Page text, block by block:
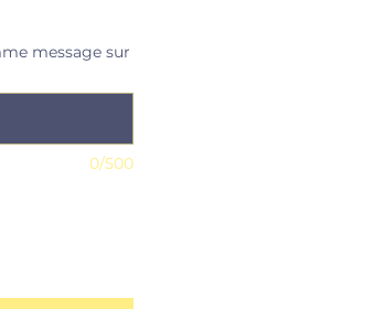
message sur
0/500